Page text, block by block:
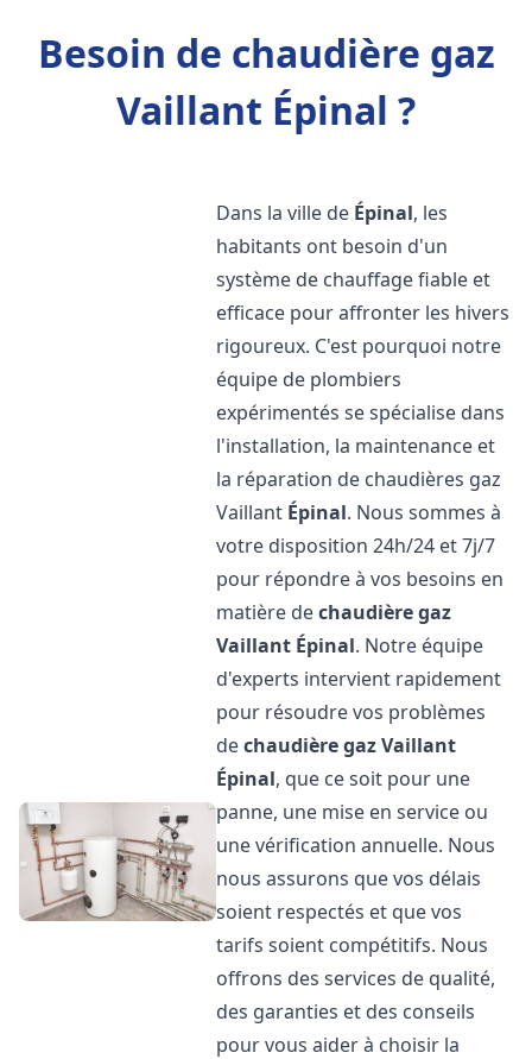
Besoin de chaudière gaz
Vaillant Épinal ?
Dans la ville de Épinal, les
habitants ont besoin d'un
système de chauffage fiable et
efficace pour affronter les hivers
rigoureux. C'est pourquoi notre
équipe de plombiers
expérimentés se spécialise dans
l'installation, la maintenance et
la réparation de chaudières gaz
Vaillant Épinal. Nous sommes à
votre disposition 24h/24 et 7j/7
pour répondre à vos besoins en
matière dechaudière gaz
Vaillant Épinal. Notre équipe
d'experts intervient rapidement
pour résoudre vos problèmes
dechaudière gaz Vaillant
Épinal, que ce soit pour une
panne, une mise en service ou
une vérification annuelle. Nous
nous assurons que vos délais
soient respectés et que vos
tarifs soient compétitifs. Nous
offrons des services de qualité,
des garanties et des conseils
pour vous aider à choisir la